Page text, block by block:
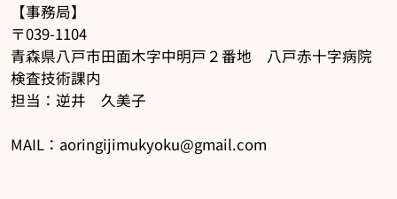
【事務局】
〒039-1104
青森県八戸市田面木字中明戸２番地 八戸赤十字病院
検査技術課内
担当：逆井 久美子
MAIL：aoringijimukyoku@gmail.com